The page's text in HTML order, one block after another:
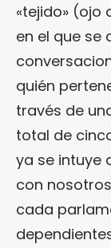
«tejido» (ojo
en el que se
quién
través de
total de
ya se intuye
con
cada